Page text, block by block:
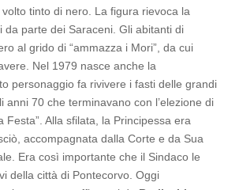
tinto di nero. La figura rievoca la
da parte dei Saraceni. Gli abitanti di
al grido di “ammazza i Mori”, da cui
Nel 1979 nasce anche la
personaggio fa rivivere i fasti delle grandi
anni 70 che terminavano con l’elezione di
Festa”. Alla sfilata, la Principessa era
accompagnata dalla Corte e da Sua
Era così importante che il Sindaco le
della città di Pontecorvo. Oggi